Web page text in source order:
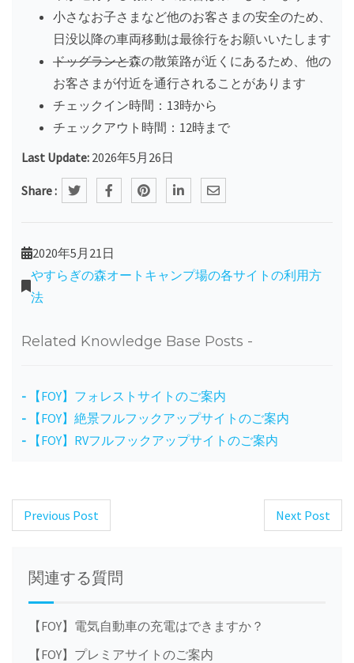
小さなお子さまなど他のお客さまの安全のため、
日没以降の車両移動は最徐行をお願いいたします
ドッグランと森の散策路が近くにあるため、他の
お客さまが付近を通行されることがあります
チェックイン時間：13時から
チェックアウト時間：12時まで
Last Update: 2026年5月26日
Share :
2020年5月21日
やすらぎの森オートキャンプ場の各サイトの利用方
法
Related Knowledge Base Posts -
【FOY】フォレストサイトのご案内
【FOY】絶景フルフックアップサイトのご案内
【FOY】RVフルフックアップサイトのご案内
Post
Previous Post Next Post
関連する質問
【FOY】電気自動車の充電はできますか？
【FOY】プレミアサイトのご案内